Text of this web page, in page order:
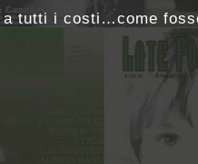
tutti i costi…come